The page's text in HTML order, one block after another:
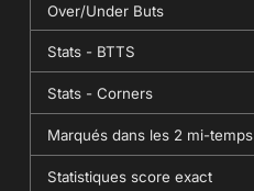
Over/Under Buts
Stats - BTTS
Stats - Corners
Marqués dans les 2 mi-temps
Statistiques score exact